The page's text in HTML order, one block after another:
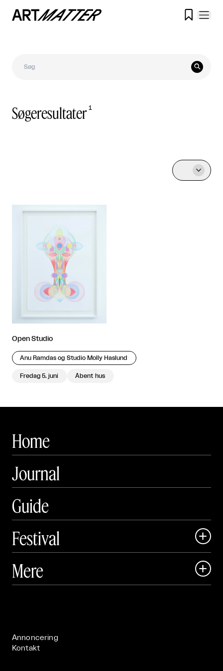


Søgeresultater 1

Open Studio
Anu Ramdas og Studio Molly Haslund
Fredag 5. juni Åbent hus
Home
Journal
Guide
Festival

 Art Matter Festival
Mere 
Annoncering
Kontakt